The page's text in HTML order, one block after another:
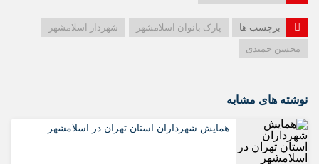
برچسب ها پارک بانوان اسلامشهر
شهردار اسلامشهر
محسن حمیدی
نوشته های مشابه
همایش شهرداران استان تهران در اسلامشهر